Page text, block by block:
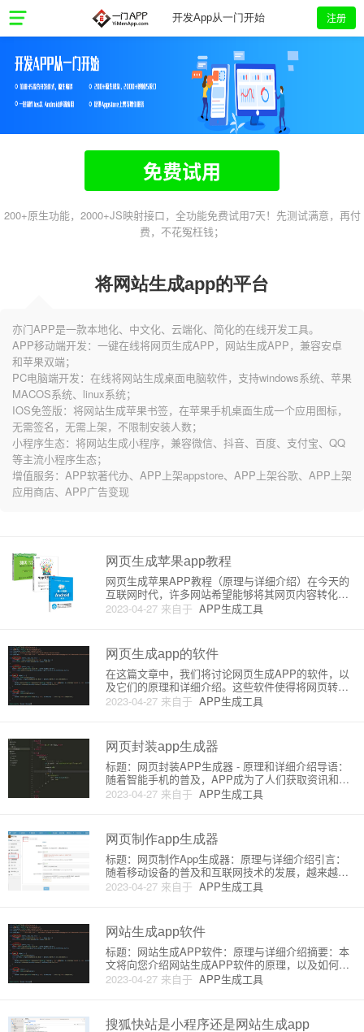
开发App从一门开始 注册
免费试用
200+原生功能，2000+JS映射接口，全功能免费试用7天！先测试满意，再付
费，不花冤枉钱；
将网站生成app的平台
亦门APP是一款本地化、中文化、云端化、简化的在线开发工具。
APP移动端开发：一键在线将网页生成APP，网站生成APP，兼容安卓
和苹果双端；
PC电脑端开发：在线将网站生成桌面电脑软件，支持windows系统、苹果
MACOS系统、linux系统；
IOS免签版：将网站生成苹果书签，在苹果手机桌面生成一个应用图标，
无需签名，无需上架，不限制安装人数；
小程序生态：将网站生成小程序，兼容微信、抖音、百度、支付宝、QQ
等主流小程序生态；
增值服务：APP软著代办、APP上架appstore、APP上架谷歌、APP上架
应用商店、APP广告变现
网页生成苹果app教程
2023-04-27 来自于 APP生成工具
网页生成苹果APP教程（原理与详细介绍）在今天的
互联网时代，许多网站希望能够将其网页内容转化为
移动端应用，以便能够更方便地为用户提供服务。在
苹果iOS平台上，有一种通过将网页生成为应用（Ap
方法可以将
网页生成app的软件
2023-04-27 来自于 APP生成工具
在这篇文章中，我们将讨论网页生成APP的软件，以
及它们的原理和详细介绍。这些软件使得将网页转换
成移动应用程序变得容易，不再需要编写复杂的代
码。这种技术对初学者非常友好，因为它们可以利用
生成APP的原理网页生成A
网页封装app生成器
2023-04-27 来自于 APP生成工具
标题：网页封装APP生成器 - 原理和详细介绍导语：
随着智能手机的普及，APP成为了人们获取资讯和服
务的主要途径。然而，并非所有网站都有专业的APP
开发团队去开发原生应用程序。网页封装APP生成器
成移动APP，
网页制作app生成器
2023-04-27 来自于 APP生成工具
标题：网页制作App生成器：原理与详细介绍引言：
随着移动设备的普及和互联网技术的发展，越来越多
的人喜欢使用手机App访问不同的网站和服务。对于
企业、个人博主以及开发者来说，将自己的网站转化
能见度和用户体验。本文
网站生成app软件
2023-04-27 来自于 APP生成工具
标题：网站生成APP软件：原理与详细介绍摘要：本
文将向您介绍网站生成APP软件的原理，以及如何通
过这些软件将您的网站转换为移动APP。本文将帮助
初学者了解这一流行趋势的基本知识和使用方法。
发展，越来越多的企业
搜狐快站是小程序还是网站生成app